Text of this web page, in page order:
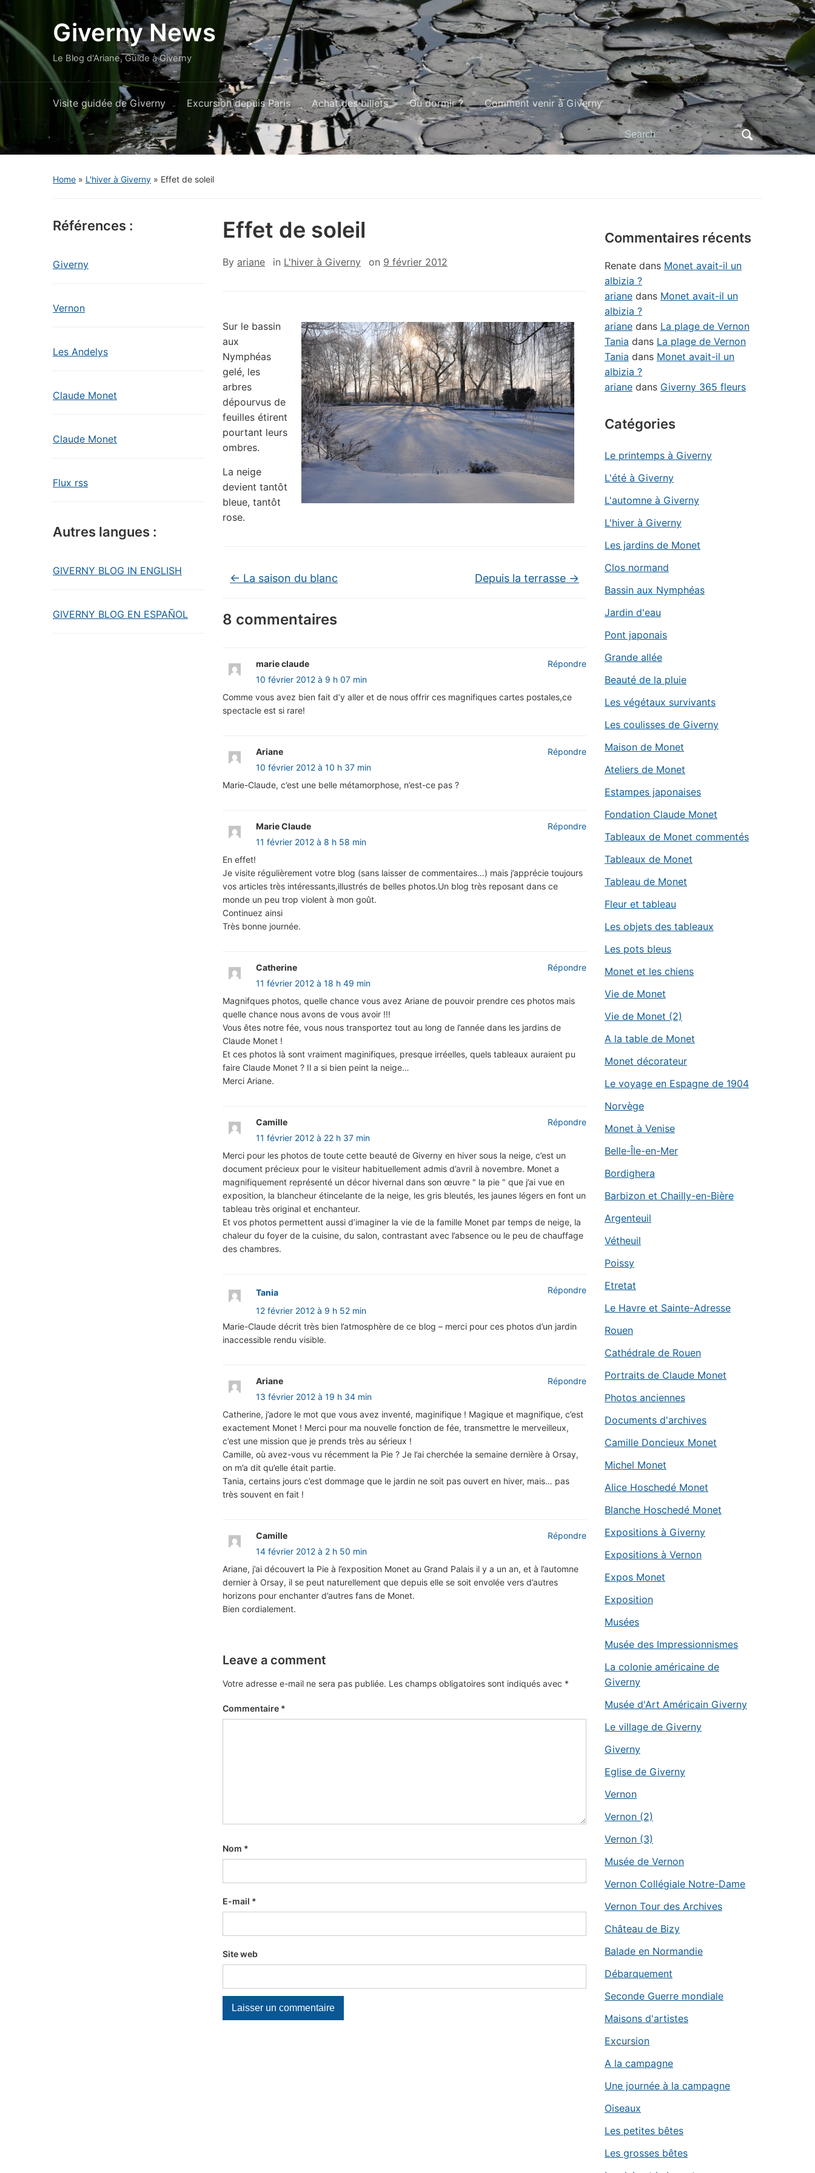
Giverny News
Le Blog d'Ariane, Guide à Giverny
Visite guidée de Giverny Excursion depuis Paris Achat des billets Où dormir ? Comment venir à Giverny
Search
for:
Home » L'hiver à Giverny » Effet de soleil
Références :
Giverny
Vernon
Les Andelys
Claude Monet
Claude Monet
Flux rss
Autres langues :
GIVERNY BLOG IN ENGLISH
GIVERNY BLOG EN ESPAÑOL
Effet de soleil
By ariane in L'hiver à Giverny on 9 février 2012
Sur le bassin
aux
Nymphéas
gelé, les
arbres
dépourvus de
feuilles étirent
pourtant leurs
ombres.
La neige
devient tantôt
bleue, tantôt
rose.
← La saison du blanc Depuis la terrasse →
8 commentaires
marie claude
10 février 2012 à 9 h 07 min
Comme vous avez bien fait d’y aller et de nous offrir ces magnifiques cartes postales,ce
spectacle est si rare!
Répondre
Ariane
10 février 2012 à 10 h 37 min
Marie-Claude, c’est une belle métamorphose, n’est-ce pas ?
Répondre
Marie Claude
11 février 2012 à 8 h 58 min
En effet!
Je visite régulièrement votre blog (sans laisser de commentaires…) mais j’apprécie toujours
vos articles très intéressants,illustrés de belles photos.Un blog très reposant dans ce
monde un peu trop violent à mon goût.
Continuez ainsi
Très bonne journée.
Répondre
Catherine
11 février 2012 à 18 h 49 min
Magnifques photos, quelle chance vous avez Ariane de pouvoir prendre ces photos mais
quelle chance nous avons de vous avoir !!!
Vous êtes notre fée, vous nous transportez tout au long de l’année dans les jardins de
Claude Monet !
Et ces photos là sont vraiment maginifiques, presque irréelles, quels tableaux auraient pu
faire Claude Monet ? Il a si bien peint la neige…
Merci Ariane.
Répondre
Camille
11 février 2012 à 22 h 37 min
Merci pour les photos de toute cette beauté de Giverny en hiver sous la neige, c’est un
document précieux pour le visiteur habituellement admis d’avril à novembre. Monet a
magnifiquement représenté un décor hivernal dans son œuvre " la pie " que j’ai vue en
exposition, la blancheur étincelante de la neige, les gris bleutés, les jaunes légers en font un
tableau très original et enchanteur.
Et vos photos permettent aussi d’imaginer la vie de la famille Monet par temps de neige, la
chaleur du foyer de la cuisine, du salon, contrastant avec l’absence ou le peu de chauffage
des chambres.
Répondre
Tania
12 février 2012 à 9 h 52 min
Marie-Claude décrit très bien l’atmosphère de ce blog – merci pour ces photos d’un jardin
inaccessible rendu visible.
Répondre
Ariane
13 février 2012 à 19 h 34 min
Catherine, j’adore le mot que vous avez inventé, maginifique ! Magique et magnifique, c’est
exactement Monet ! Merci pour ma nouvelle fonction de fée, transmettre le merveilleux,
c’est une mission que je prends très au sérieux !
Camille, où avez-vous vu récemment la Pie ? Je l’ai cherchée la semaine dernière à Orsay,
on m’a dit qu’elle était partie.
Tania, certains jours c’est dommage que le jardin ne soit pas ouvert en hiver, mais… pas
très souvent en fait !
Répondre
Camille
14 février 2012 à 2 h 50 min
Ariane, j’ai découvert la Pie à l’exposition Monet au Grand Palais il y a un an, et à l’automne
dernier à Orsay, il se peut naturellement que depuis elle se soit envolée vers d’autres
horizons pour enchanter d’autres fans de Monet.
Bien cordialement.
Répondre
Leave a comment
Votre adresse e-mail ne sera pas publiée. Les champs obligatoires sont indiqués avec *
Commentaire *
Nom *
E-mail *
Site web
Commentaires récents
Renate dans Monet avait-il un
albizia ?
ariane dans Monet avait-il un
albizia ?
ariane dans La plage de Vernon
Tania dans La plage de Vernon
Tania dans Monet avait-il un
albizia ?
ariane dans Giverny 365 fleurs
Catégories
Le printemps à Giverny
L'été à Giverny
L'automne à Giverny
L'hiver à Giverny
Les jardins de Monet
Clos normand
Bassin aux Nymphéas
Jardin d'eau
Pont japonais
Grande allée
Beauté de la pluie
Les végétaux survivants
Les coulisses de Giverny
Maison de Monet
Ateliers de Monet
Estampes japonaises
Fondation Claude Monet
Tableaux de Monet commentés
Tableaux de Monet
Tableau de Monet
Fleur et tableau
Les objets des tableaux
Les pots bleus
Monet et les chiens
Vie de Monet
Vie de Monet (2)
A la table de Monet
Monet décorateur
Le voyage en Espagne de 1904
Norvège
Monet à Venise
Belle-Île-en-Mer
Bordighera
Barbizon et Chailly-en-Bière
Argenteuil
Vétheuil
Poissy
Etretat
Le Havre et Sainte-Adresse
Rouen
Cathédrale de Rouen
Portraits de Claude Monet
Photos anciennes
Documents d'archives
Camille Doncieux Monet
Michel Monet
Alice Hoschedé Monet
Blanche Hoschedé Monet
Expositions à Giverny
Expositions à Vernon
Expos Monet
Exposition
Musées
Musée des Impressionnismes
La colonie américaine de
Giverny
Musée d'Art Américain Giverny
Le village de Giverny
Giverny
Eglise de Giverny
Vernon
Vernon (2)
Vernon (3)
Musée de Vernon
Vernon Collégiale Notre-Dame
Vernon Tour des Archives
Château de Bizy
Balade en Normandie
Débarquement
Seconde Guerre mondiale
Maisons d'artistes
Excursion
A la campagne
Une journée à la campagne
Oiseaux
Les petites bêtes
Les grosses bêtes